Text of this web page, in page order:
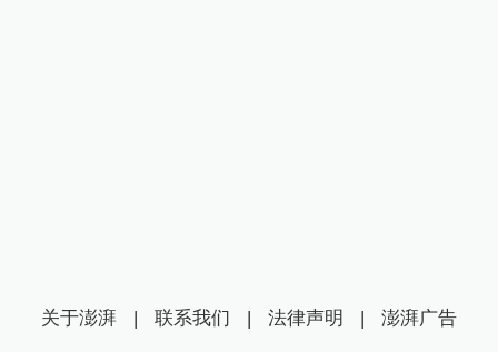
关于澎湃 | 联系我们 | 法律声明 | 澎湃广告